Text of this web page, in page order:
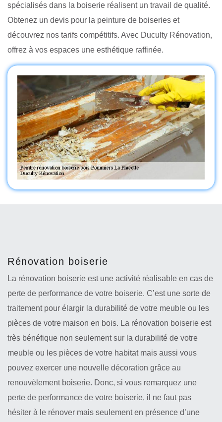
spécialisés dans la boiserie réalisent un travail de qualité.
Obtenez un devis pour la peinture de boiseries et
découvrez nos tarifs compétitifs. Avec Duculty Rénovation,
offrez à vos espaces une esthétique raffinée.
Rénovation boiserie
La rénovation boiserie est une activité réalisable en cas de
perte de performance de votre boiserie. C’est une sorte de
traitement pour élargir la durabilité de votre meuble ou les
pièces de votre maison en bois. La rénovation boiserie est
très bénéfique non seulement sur la durabilité de votre
meuble ou les pièces de votre habitat mais aussi vous
pouvez exercer une nouvelle décoration grâce au
renouvèlement boiserie. Donc, si vous remarquez une
perte de performance de votre boiserie, il ne faut pas
hésiter à le rénover mais seulement en présence d’une